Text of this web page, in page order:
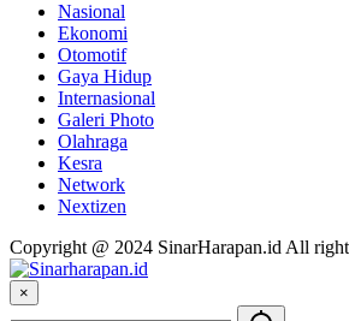
Nasional
Ekonomi
Otomotif
Gaya Hidup
Internasional
Galeri Photo
Olahraga
Kesra
Network
Nextizen
Copyright @ 2024 SinarHarapan.id All
×